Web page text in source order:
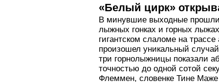
«Белый цирк»
В минувшие выходные
лыжных гонках и горных
гигантском слаломе на
произошел уникальный
три горнолыжницы показали
точностью до одной сотой
Флеммен, словенке Тине